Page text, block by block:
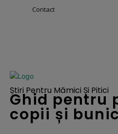
Contact
Știri Pentru Mămici Și Pitici
Ghid pentru
copii și